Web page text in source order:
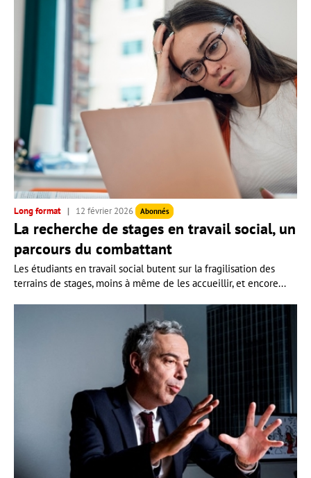
Long format 12 février 2026 Abonnés
La recherche de stages en travail social, un
parcours du combattant
Les étudiants en travail social butent sur la fragilisation des
terrains de stages, moins à même de les accueillir, et encore...